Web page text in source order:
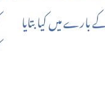
بارے میں کیا بتایا